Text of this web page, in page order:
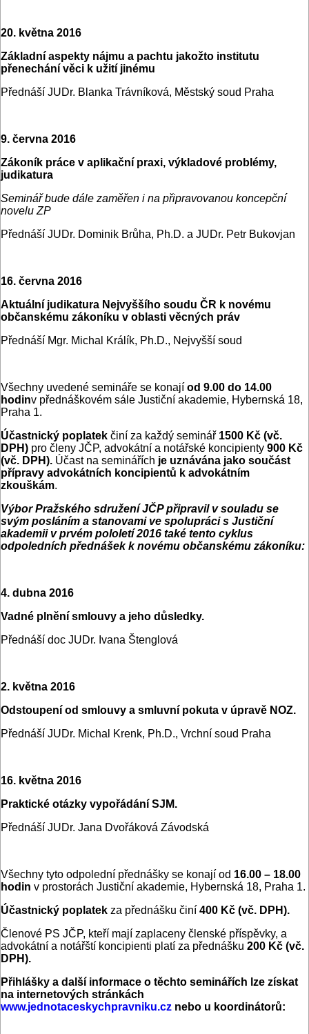
20. května 2016
Základní aspekty nájmu a pachtu jakožto institutu
přenechání věci k užití jinému
Přednáší JUDr. Blanka Trávníková, Městský soud Praha
9. června 2016
Zákoník práce v aplikační praxi, výkladové problémy,
judikatura
Seminář bude dále zaměřen i na připravovanou koncepční
novelu ZP
Přednáší JUDr. Dominik Brůha, Ph.D. a JUDr. Petr Bukovjan
16. června 2016
Aktuální judikatura Nejvyššího soudu ČR k novému
občanskému zákoníku v oblasti věcných práv
Přednáší Mgr. Michal Králík, Ph.D., Nejvyšší soud
Všechny uvedené semináře se konají od 9.00 do 14.00
hodinv přednáškovém sále Justiční akademie, Hybernská 18,
Praha 1.
Účastnický poplatek činí za každý seminář 1500 Kč (vč.
DPH) pro členy JČP, advokátní a notářské koncipienty 900 Kč
(vč. DPH). Účast na seminářích je uznávána jako součást
přípravy advokátních koncipientů k advokátním
zkouškám.
Výbor Pražského sdružení JČP připravil v souladu se
svým posláním a stanovami ve spolupráci s Justiční
akademii v prvém pololetí 2016 také tento cyklus
odpoledních přednášek k novému občanskému zákoníku:
4. dubna 2016
Vadné plnění smlouvy a jeho důsledky.
Přednáší doc JUDr. Ivana Štenglová
2. května 2016
Odstoupení od smlouvy a smluvní pokuta v úpravě NOZ.
Přednáší JUDr. Michal Krenk, Ph.D., Vrchní soud Praha
16. května 2016
Praktické otázky vypořádání SJM.
Přednáší JUDr. Jana Dvořáková Závodská
Všechny tyto odpolední přednášky se konají od 16.00 – 18.00
hodin v prostorách Justiční akademie, Hybernská 18, Praha 1.
Účastnický poplatek za přednášku činí 400 Kč (vč. DPH).
Členové PS JČP, kteří mají zaplaceny členské příspěvky, a
advokátní a notářští koncipienti platí za přednášku 200 Kč (vč.
DPH).
Přihlášky a další informace o těchto seminářích lze získat
na internetových stránkách
www.jednotaceskychpravniku.cz nebo u koordinátorů: